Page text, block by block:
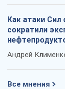
Как атаки
сократили
Андрей
Все мнения